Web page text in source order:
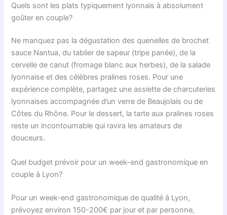
Quels sont les plats typiquement lyonnais à absolument
goûter en couple?
Ne manquez pas la dégustation des quenelles de brochet
sauce Nantua, du tablier de sapeur (tripe panée), de la
cervelle de canut (fromage blanc aux herbes), de la salade
lyonnaise et des célèbres pralines roses. Pour une
expérience complète, partagez une assiette de charcuteries
lyonnaises accompagnée d’un verre de Beaujolais ou de
Côtes du Rhône. Pour le dessert, la tarte aux pralines roses
reste un incontournable qui ravira les amateurs de
douceurs.
Quel budget prévoir pour un week-end gastronomique en
couple à Lyon?
Pour un week-end gastronomique de qualité à Lyon,
prévoyez environ 150-200€ par jour et par personne,